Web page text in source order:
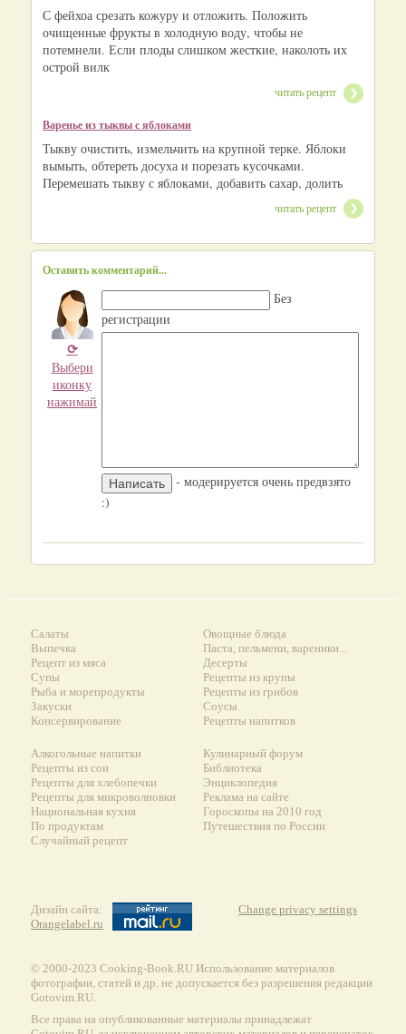
С фейхоа срезать кожуру и отложить. Положить
очищенные фрукты в холодную воду, чтобы не
потемнели. Если плоды слишком жесткие, наколоть их
острой вилк
читать рецепт
Варенье из тыквы с яблоками
Тыкву очистить, измельчить на крупной терке. Яблоки
вымыть, обтереть досуха и порезать кусочками.
Перемешать тыкву с яблоками, добавить сахар, долить
читать рецепт
Оставить комментарий...
⟳
Выбери
иконку
нажимай
Без
регистрации
- модерируется очень предвзято
:)
Салаты
Выпечка
Рецепт из мяса
Супы
Рыба и морепродукты
Закуски
Консервирование
Овощные блюда
Паста, пельмени, вареники...
Десерты
Рецепты из крупы
Рецепты из грибов
Соусы
Рецепты напитков
Алкогольные напитки
Рецепты из сои
Рецепты для хлебопечки
Рецепты для микроволновки
Национальная кухня
По продуктам
Случайный рецепт
Кулинарный форум
Библиотека
Энциклопедия
Реклама на сайте
Гороскопы на 2010 год
Путешествия по России
Дизайн сайта:
Orangelabel.ru
Change privacy settings
© 2000-2023 Сooking-Book.RU Использование материалов
фотографии, статей и др. не допускается без разрешения редакции
Gotovim.RU.
Все права на опубликованные материалы принадлежат